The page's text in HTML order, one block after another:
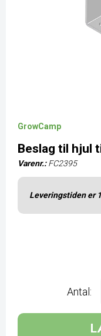
GrowCamp
Beslag til hjul
Varenr.: FC2395
Leveringstiden er
Antal: